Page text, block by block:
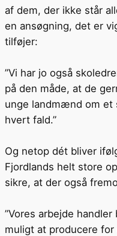
af dem, der ikke står
en ansøgning, det er
tilføjer:
”Vi har jo også
på den måde, at de
unge landmænd om et
hvert fald.”
Og netop dét bliver
Fjordlands helt store
sikre, at der også
”Vores arbejde
muligt at producere